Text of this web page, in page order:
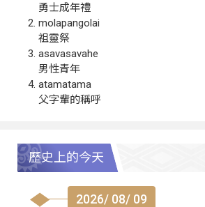
勇士成年禮
molapangolai
祖靈祭
asavasavahe
男性青年
atamatama
父字輩的稱呼
歷史上的今天
2026/ 08/ 09